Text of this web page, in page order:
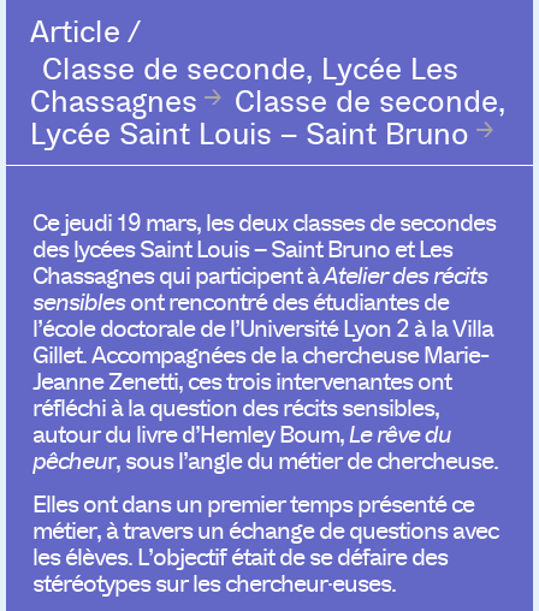
Article /
Classe de seconde, Lycée Les
Chassagnes
Classe de seconde,
Lycée Saint Louis – Saint Bruno
Ce jeudi 19 mars, les deux classes de secondes
des lycées Saint Louis – Saint Bruno et Les
Chassagnes qui participent àAtelier des récits
sensiblesont rencontré des étudiantes de
l’école doctorale de l’Université Lyon 2 à la Villa
Gillet. Accompagnées de la chercheuse Marie-
Jeanne Zenetti, ces trois intervenantes ont
réfléchi à la question des récits sensibles,
autour du livre d’Hemley Boum,Le rêve du
pêcheur, sous l’angle du métier de chercheuse.
Elles ont dans un premier temps présenté ce
métier, à travers un échange de questions avec
les élèves. L’objectif était de se défaire des
stéréotypes sur les chercheur·euses.